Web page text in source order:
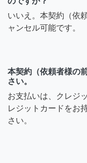
いいえ。本契約（依
ャンセル可能です。
本契約（依頼者様の
さい。
お支払いは、クレジ
レジットカードをお
さい。